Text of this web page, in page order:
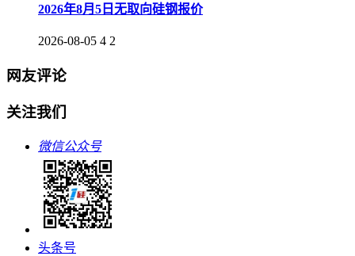
2026年8月5日无取向硅钢报价
2026-08-05 4 2
网友评论
关注我们
微信公众号
头条号